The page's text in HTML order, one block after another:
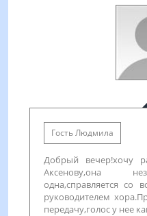
Гость Людмила
Добрый вечер!хочу
Аксенову,она
одна,справляется со
руководителем
передачу,голос у нее